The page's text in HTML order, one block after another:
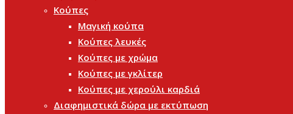
Κούπες
Μαγική κούπα
Κούπες λευκές
Κούπες με χρώμα
Κούπες με γκλίτερ
Κούπες με χερούλι καρδιά
Διαφημιστικά δώρα με εκτύπωση